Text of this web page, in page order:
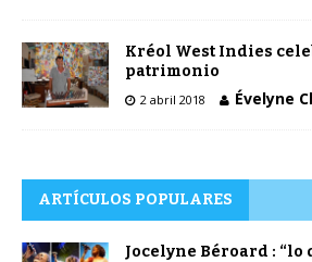
Kréol West Indies
patrimonio
2 abril 2018 Évelyne
ARTÍCULOS POPULARES
Jocelyne Béroard : “lo